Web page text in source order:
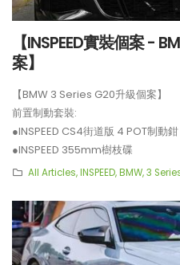
【INSPEED實裝個案 -
案】
【BMW 3 Series G20升級個案】
前置制動套裝:
●INSPEED CS4街道版 4 POT制動鉗
●INSPEED 355mm樹枝碟
**制動套裝適用於18吋或以上車鈴安
All Articles,INSPEED,BMW,3